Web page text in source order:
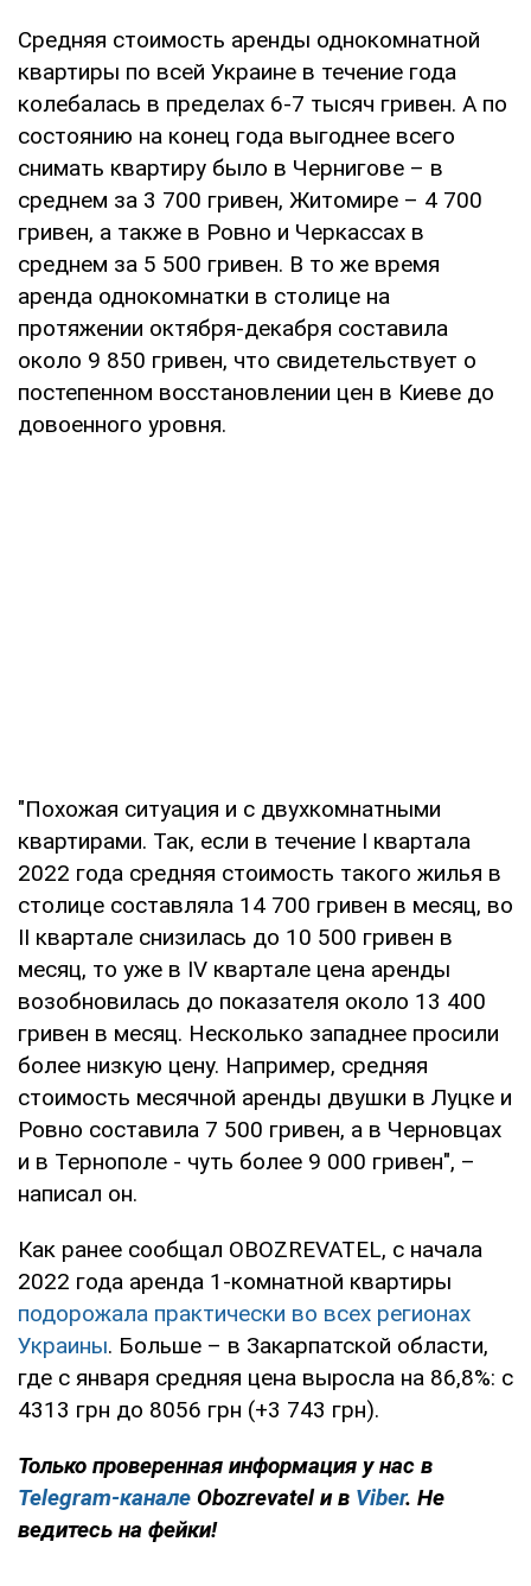
Средняя стоимость аренды однокомнатной
квартиры по всей Украине в течение года
колебалась в пределах 6-7 тысяч гривен. А по
состоянию на конец года выгоднее всего
снимать квартиру было в Чернигове – в
среднем за 3 700 гривен, Житомире – 4 700
гривен, а также в Ровно и Черкассах в
среднем за 5 500 гривен. В то же время
аренда однокомнатки в столице на
протяжении октября-декабря составила
около 9 850 гривен, что свидетельствует о
постепенном восстановлении цен в Киеве до
довоенного уровня.
"Похожая ситуация и с двухкомнатными
квартирами. Так, если в течение І квартала
2022 года средняя стоимость такого жилья в
столице составляла 14 700 гривен в месяц, во
II квартале снизилась до 10 500 гривен в
месяц, то уже в IV квартале цена аренды
возобновилась до показателя около 13 400
гривен в месяц. Несколько западнее просили
более низкую цену. Например, средняя
стоимость месячной аренды двушки в Луцке и
Ровно составила 7 500 гривен, а в Черновцах
и в Тернополе - чуть более 9 000 гривен", –
написал он.
Как ранее сообщал OBOZREVATEL, с начала
2022 года аренда 1-комнатной квартиры
подорожала практически во всех регионах
Украины. Больше – в Закарпатской области,
где с января средняя цена выросла на 86,8%: с
4313 грн до 8056 грн (+3 743 грн).
Только проверенная информация у нас в
Telegram-канале Obozrevatel и в Viber. Не
ведитесь на фейки!